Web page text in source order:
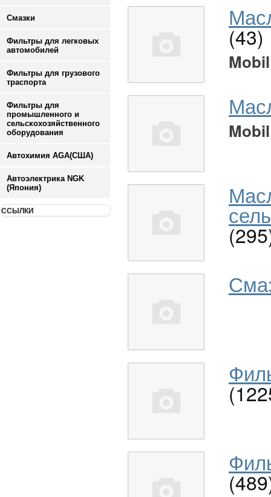
Смазки
Фильтры для легковых
автомобилей
Фильтры для грузового
траспорта
Фильтры для
промышленного и
сельскохозяйственного
оборудования
Автохимия AGA(США)
Автоэлектрика NGK
(Япония)
ССЫЛКИ
(43)
Mobil
Mobil